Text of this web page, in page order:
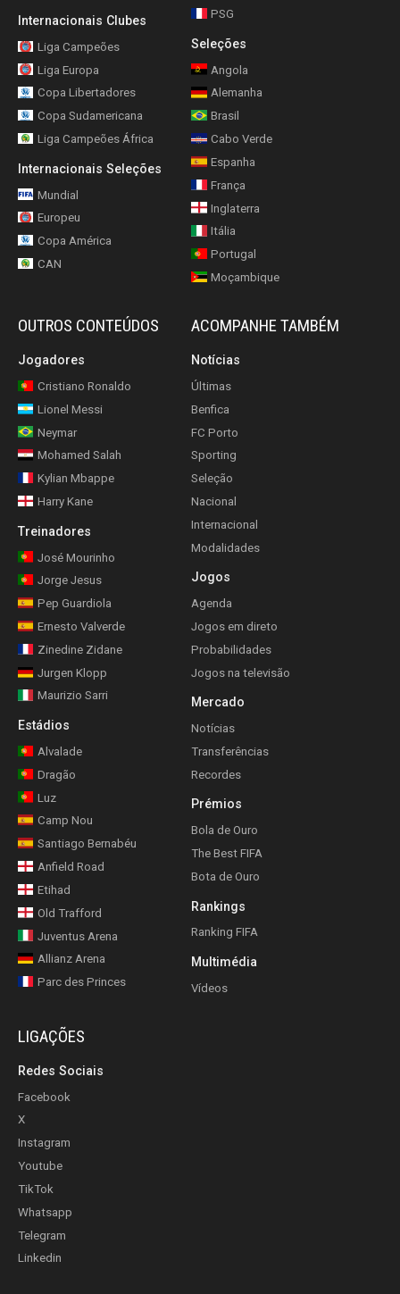
Internacionais Clubes
Liga Campeões
Liga Europa
Copa Libertadores
Copa Sudamericana
Liga Campeões África
Internacionais Seleções
Mundial
Europeu
Copa América
CAN
PSG
Seleções
Angola
Alemanha
Brasil
Cabo Verde
Espanha
França
Inglaterra
Itália
Portugal
Moçambique
OUTROS CONTEÚDOS
Jogadores
Cristiano Ronaldo
Lionel Messi
Neymar
Mohamed Salah
Kylian Mbappe
Harry Kane
Treinadores
José Mourinho
Jorge Jesus
Pep Guardiola
Ernesto Valverde
Zinedine Zidane
Jurgen Klopp
Maurizio Sarri
Estádios
Alvalade
Dragão
Luz
Camp Nou
Santiago Bernabéu
Anfield Road
Etihad
Old Trafford
Juventus Arena
Allianz Arena
Parc des Princes
ACOMPANHE TAMBÉM
Notícias
Últimas
Benfica
FC Porto
Sporting
Seleção
Nacional
Internacional
Modalidades
Jogos
Agenda
Jogos em direto
Probabilidades
Jogos na televisão
Mercado
Notícias
Transferências
Recordes
Prémios
Bola de Ouro
The Best FIFA
Bota de Ouro
Rankings
Ranking FIFA
Multimédia
Vídeos
LIGAÇÕES
Redes Sociais
Facebook
X
Instagram
Youtube
TikTok
Whatsapp
Telegram
Linkedin